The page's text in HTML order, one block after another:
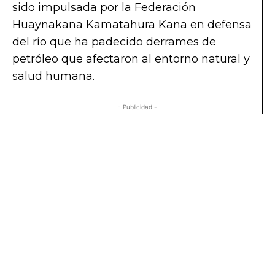
sido impulsada por la Federación
Huaynakana Kamatahura Kana en defensa
del río que ha padecido derrames de
petróleo que afectaron al entorno natural y
salud humana.
- Publicidad -